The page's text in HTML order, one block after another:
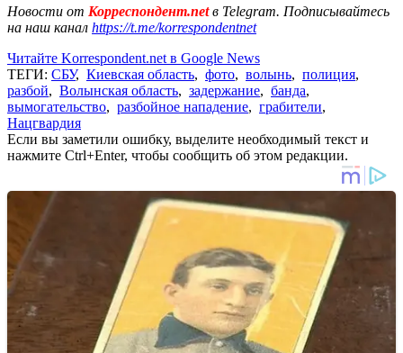
Новости от Корреспондент.netв Telegram. Подписывайтесь
на наш канал https://t.me/korrespondentnet
Читайте Korrespondent.net в Google News
ТЕГИ: СБУ, Киевская область, фото, волынь, полиция,
разбой, Волынская область, задержание, банда,
вымогательство, разбойное нападение, грабители,
Нацгвардия
Если вы заметили ошибку, выделите необходимый текст и
нажмите Ctrl+Enter, чтобы сообщить об этом редакции.